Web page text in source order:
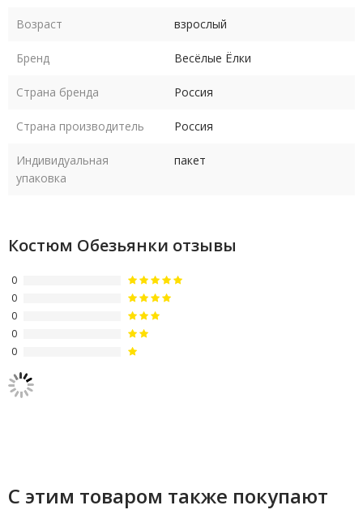
В пару к костюму Обезьянки для девушки подходит
Возраст взрослый
Бренд Весёлые Ёлки
Страна бренда Россия
Страна производитель Россия
Индивидуальная
упаковка
пакет
Костюм Обезьянки отзывы
0
0
0
0
0
С этим товаром также покупают